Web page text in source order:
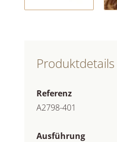
Referenz
A2798-401
Ausführung